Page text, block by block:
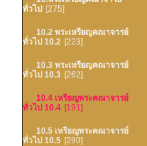
ทั่วไป
[275]
10.2 พระเหรียญคณาจารย์
ทั่วไป 10.2 [223]
10.3 พระเหรียญคณาจารย์
ทั่วไป 10.3 [262]
10.4 เหรียญพระคณาจารย์
ทั่วไป 10.4 [191]
10.5 เหรียญพระคณาจารย์
ทั่วไป 10.5 [290]